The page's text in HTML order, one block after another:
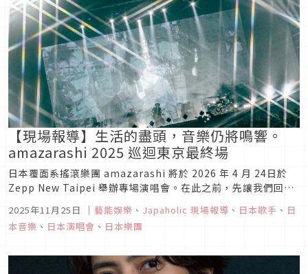
【現場報導】生活的盡頭，音樂仍將鳴響。
amazarashi 2025 巡迴東京最終場
日本覆面系搖滾樂團 amazarashi 將於 2026 年 4 月 24日於
Zepp New Taipei 舉辦專場演唱會。在此之前，先讓我們回顧
面系搖滾樂團 amazarashi 在東京有明花園劇院為其全國巡迴
演唱會...
2025年11月25日 ｜ 藝能娛樂 、 Japaholic 現場報導 、 日本歌手 、 日
本音樂 、 日本演唱會 、 日本樂團